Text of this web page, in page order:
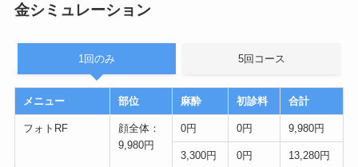
金シミュレーション
1回のみ 5回コース
メニュー 部位 麻酔 初診料 合計
フォトRF
顔全体：
9,980円
0円 0円 9,980円
3,300円 0円 13,280円